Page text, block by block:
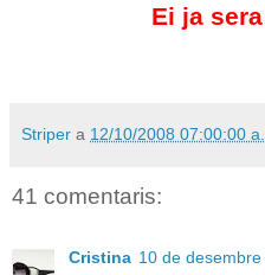
Ei ja
Striper a 12/10/2008 07:00:00 a.
41 comentaris:
Cristina 10 de